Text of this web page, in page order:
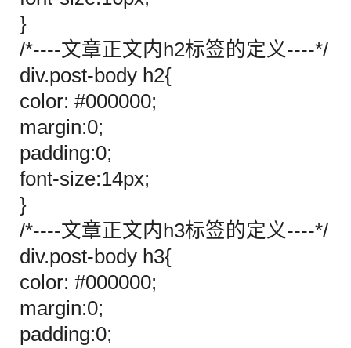
}
/*----文章正文内h2标签的定义----*/
div.post-body h2{
color: #000000;
margin:0;
padding:0;
font-size:14px;
}
/*----文章正文内h3标签的定义----*/
div.post-body h3{
color: #000000;
margin:0;
padding:0;